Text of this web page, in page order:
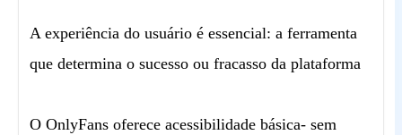
A experiência do usuário é essencial: a ferramenta
que determina o sucesso ou fracasso da plataforma
O OnlyFans oferece acessibilidade básica- sem